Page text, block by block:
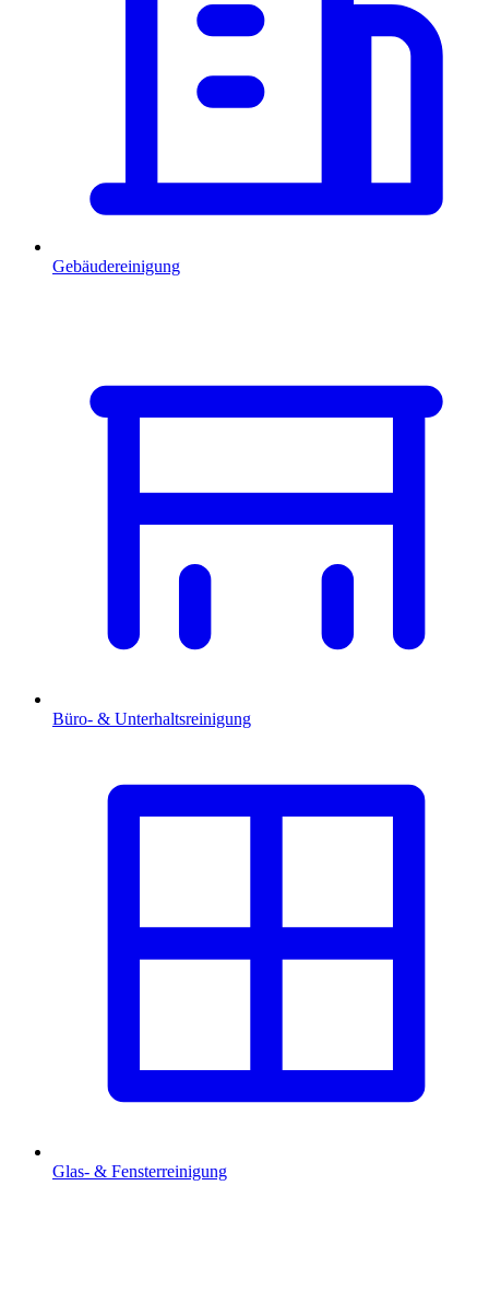
Gebäudereinigung
Büro- & Unterhaltsreinigung
Glas- & Fensterreinigung